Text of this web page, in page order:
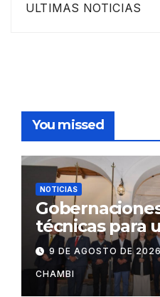
ULTIMAS NOTICIAS
You missed
NOTICIAS
técnicas para
distribución
9 DE AGOSTO DE 2026
CHAMBI